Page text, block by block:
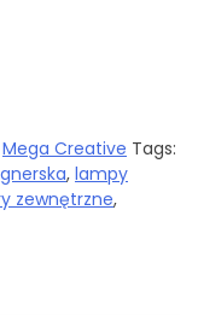
Mega Creative Tags:
, lampy
zewnętrzne,